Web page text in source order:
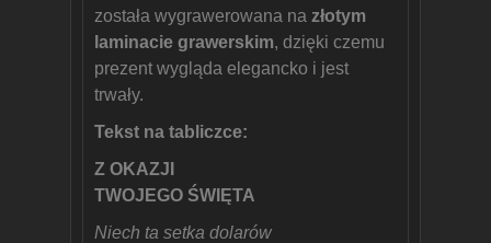
została wygrawerowana na złotym
laminacie grawerskim, dzięki czemu
prezent wygląda elegancko i jest
trwały.
Tekst na tabliczce:
Z OKAZJI
TWOJEGO ŚWIĘTA
Niech ta setka dolarów